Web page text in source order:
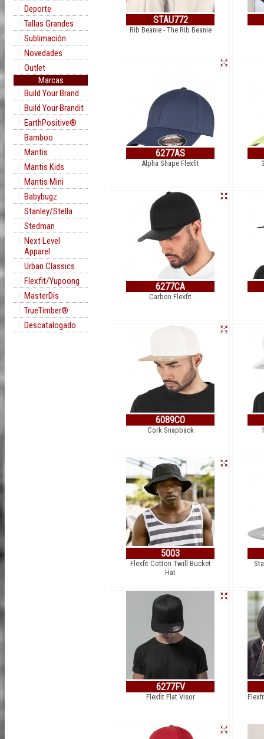
Deporte
Tallas Grandes
Sublimación
Novedades
Outlet
Marcas
Build Your Brand
Build Your Brandit
EarthPositive®
Bamboo
Mantis
Mantis Kids
Mantis Mini
Babybugz
Stanley/Stella
Stedman
Next Level
Apparel
Urban Classics
Flexfit/Yupoong
MasterDis
TrueTimber®
Descatalogado
STAU772
Rib Beanie - The Rib Beanie
6277AS
Alpha Shape Flexfit
6277CA
Carbon Flexfit
6089CO
Cork Snapback
5003
Flexfit Cotton Twill Bucket
Hat
6277FV
Flexfit Flat Visor